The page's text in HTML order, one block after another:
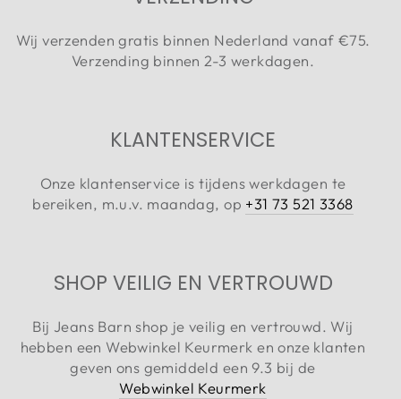
Wij verzenden gratis binnen Nederland vanaf €75.
Verzending binnen 2-3 werkdagen.
KLANTENSERVICE
Onze klantenservice is tijdens werkdagen te
bereiken, m.u.v. maandag, op +31 73 521 3368
SHOP VEILIG EN VERTROUWD
Bij Jeans Barn shop je veilig en vertrouwd. Wij
hebben een Webwinkel Keurmerk en onze klanten
geven ons gemiddeld een 9.3 bij de
Webwinkel Keurmerk